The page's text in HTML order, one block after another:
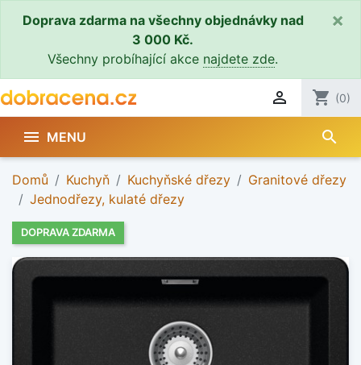
Doprava zdarma na všechny objednávky nad
3 000 Kč.
Všechny probíhající akce najdete zde.
×
 shopping_cart (0)
 MENU search
Domů Kuchyň Kuchyňské dřezy
Granitové dřezy
Jednodřezy, kulaté dřezy
DOPRAVA ZDARMA